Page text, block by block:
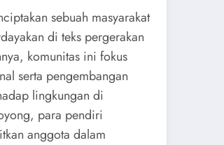
sebuah masyarakat
di teks pergerakan
komunitas ini fokus
serta pengembangan
lingkungan di
para pendiri
anggota dalam